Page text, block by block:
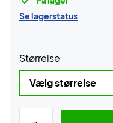
Se lagerstatus
Størrelse